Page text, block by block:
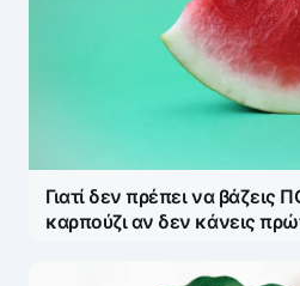
Γιατί δεν πρέπει να βάζεις
καρπούζι αν δεν κάνεις